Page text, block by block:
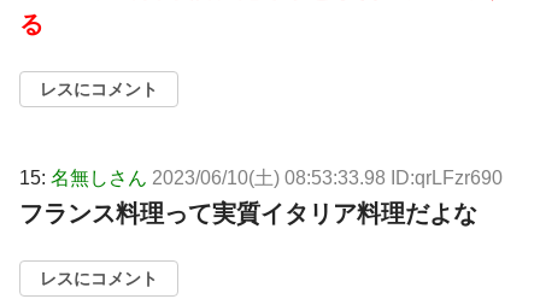
る
レスにコメント
15: 名無しさん 2023/06/10(土) 08:53:33.98 ID:qrLFzr690
フランス料理って実質イタリア料理だよな
レスにコメント